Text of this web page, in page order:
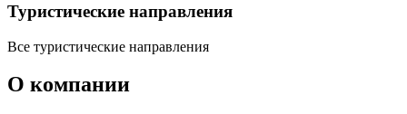
Туристическиe направления
Все туристические направления
О компании